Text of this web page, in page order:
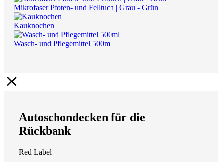
Mikrofaser Pfoten- und Felltuch | Grau - Grün
Kauknochen
Wasch- und Pflegemittel 500ml
Autoschondecken für die
Rückbank
Red Label